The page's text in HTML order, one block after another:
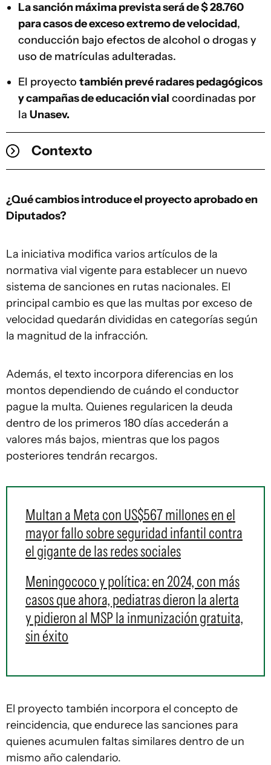
La sanción máxima prevista será de $ 28.760
para casos de exceso extremo de velocidad,
conducción bajo efectos de alcohol o drogas y
uso de matrículas adulteradas.
El proyecto también prevé radares pedagógicos
y campañas de educación vial coordinadas por
la Unasev.
Contexto
¿Qué cambios introduce el proyecto aprobado en
Diputados?
La iniciativa modifica varios artículos de la
normativa vial vigente para establecer un nuevo
sistema de sanciones en rutas nacionales. El
principal cambio es que las multas por exceso de
velocidad quedarán divididas en categorías según
la magnitud de la infracción.
Además, el texto incorpora diferencias en los
montos dependiendo de cuándo el conductor
pague la multa. Quienes regularicen la deuda
dentro de los primeros 180 días accederán a
valores más bajos, mientras que los pagos
posteriores tendrán recargos.
Multan a Meta con US$567 millones en el
mayor fallo sobre seguridad infantil contra
el gigante de las redes sociales
Meningococo y política: en 2024, con más
casos que ahora, pediatras dieron la alerta
y pidieron al MSP la inmunización gratuita,
sin éxito
El proyecto también incorpora el concepto de
reincidencia, que endurece las sanciones para
quienes acumulen faltas similares dentro de un
mismo año calendario.